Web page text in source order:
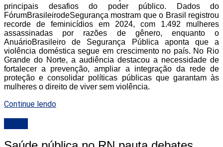
principais desafios do poder público. Dados do
FórumBrasileirodeSegurança mostram que o Brasil registrou
recorde de feminicídios em 2024, com 1.492 mulheres
assassinadas por razões de gênero, enquanto o
AnuárioBrasileiro de Segurança Pública aponta que a
violência doméstica segue em crescimento no país. No Rio
Grande do Norte, a audiência destacou a necessidade de
fortalecer a prevenção, ampliar a integração da rede de
proteção e consolidar políticas públicas que garantam às
mulheres o direito de viver sem violência.
Continue lendo